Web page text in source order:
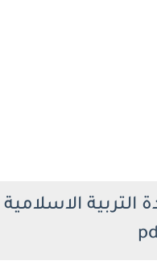
التربية